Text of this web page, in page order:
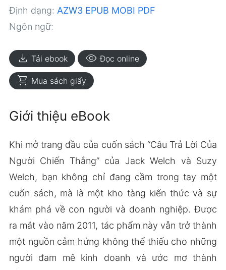
Định dạng: AZW3 EPUB MOBI PDF
Ngôn ngữ:
download Tải ebook visibility Đọc online
shopping_cart Mua sách giấy
Giới thiệu eBook
Khi mở trang đầu của cuốn sách “Câu Trả Lời Của
Người Chiến Thắng” của Jack Welch và Suzy
Welch, bạn không chỉ đang cầm trong tay một
cuốn sách, mà là một kho tàng kiến thức và sự
khám phá về con người và doanh nghiệp. Được
ra mắt vào năm 2011, tác phẩm này vẫn trở thành
một nguồn cảm hứng không thể thiếu cho những
người đam mê kinh doanh và ước mơ thành